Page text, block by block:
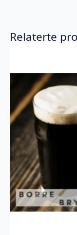
Relaterte